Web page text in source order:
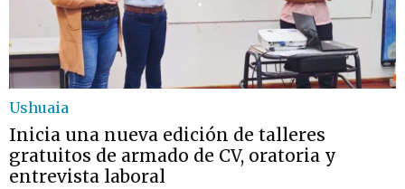
Ushuaia
Inicia una nueva edición de talleres
gratuitos de armado de CV, oratoria y
entrevista laboral